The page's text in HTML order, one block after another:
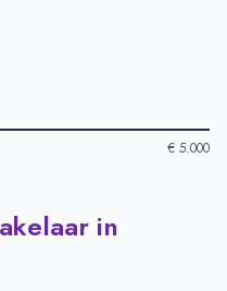
€ 5.000
per m2-Afgelopen 3
in